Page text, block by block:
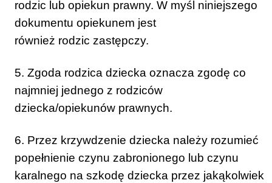
rodzic lub opiekun prawny. W myśl niniejszego
dokumentu opiekunem jest
również rodzic zastępczy.
5. Zgoda rodzica dziecka oznacza zgodę co
najmniej jednego z rodziców
dziecka/opiekunów prawnych.
6. Przez krzywdzenie dziecka należy rozumieć
popełnienie czynu zabronionego lub czynu
karalnego na szkodę dziecka przez jakąkolwiek